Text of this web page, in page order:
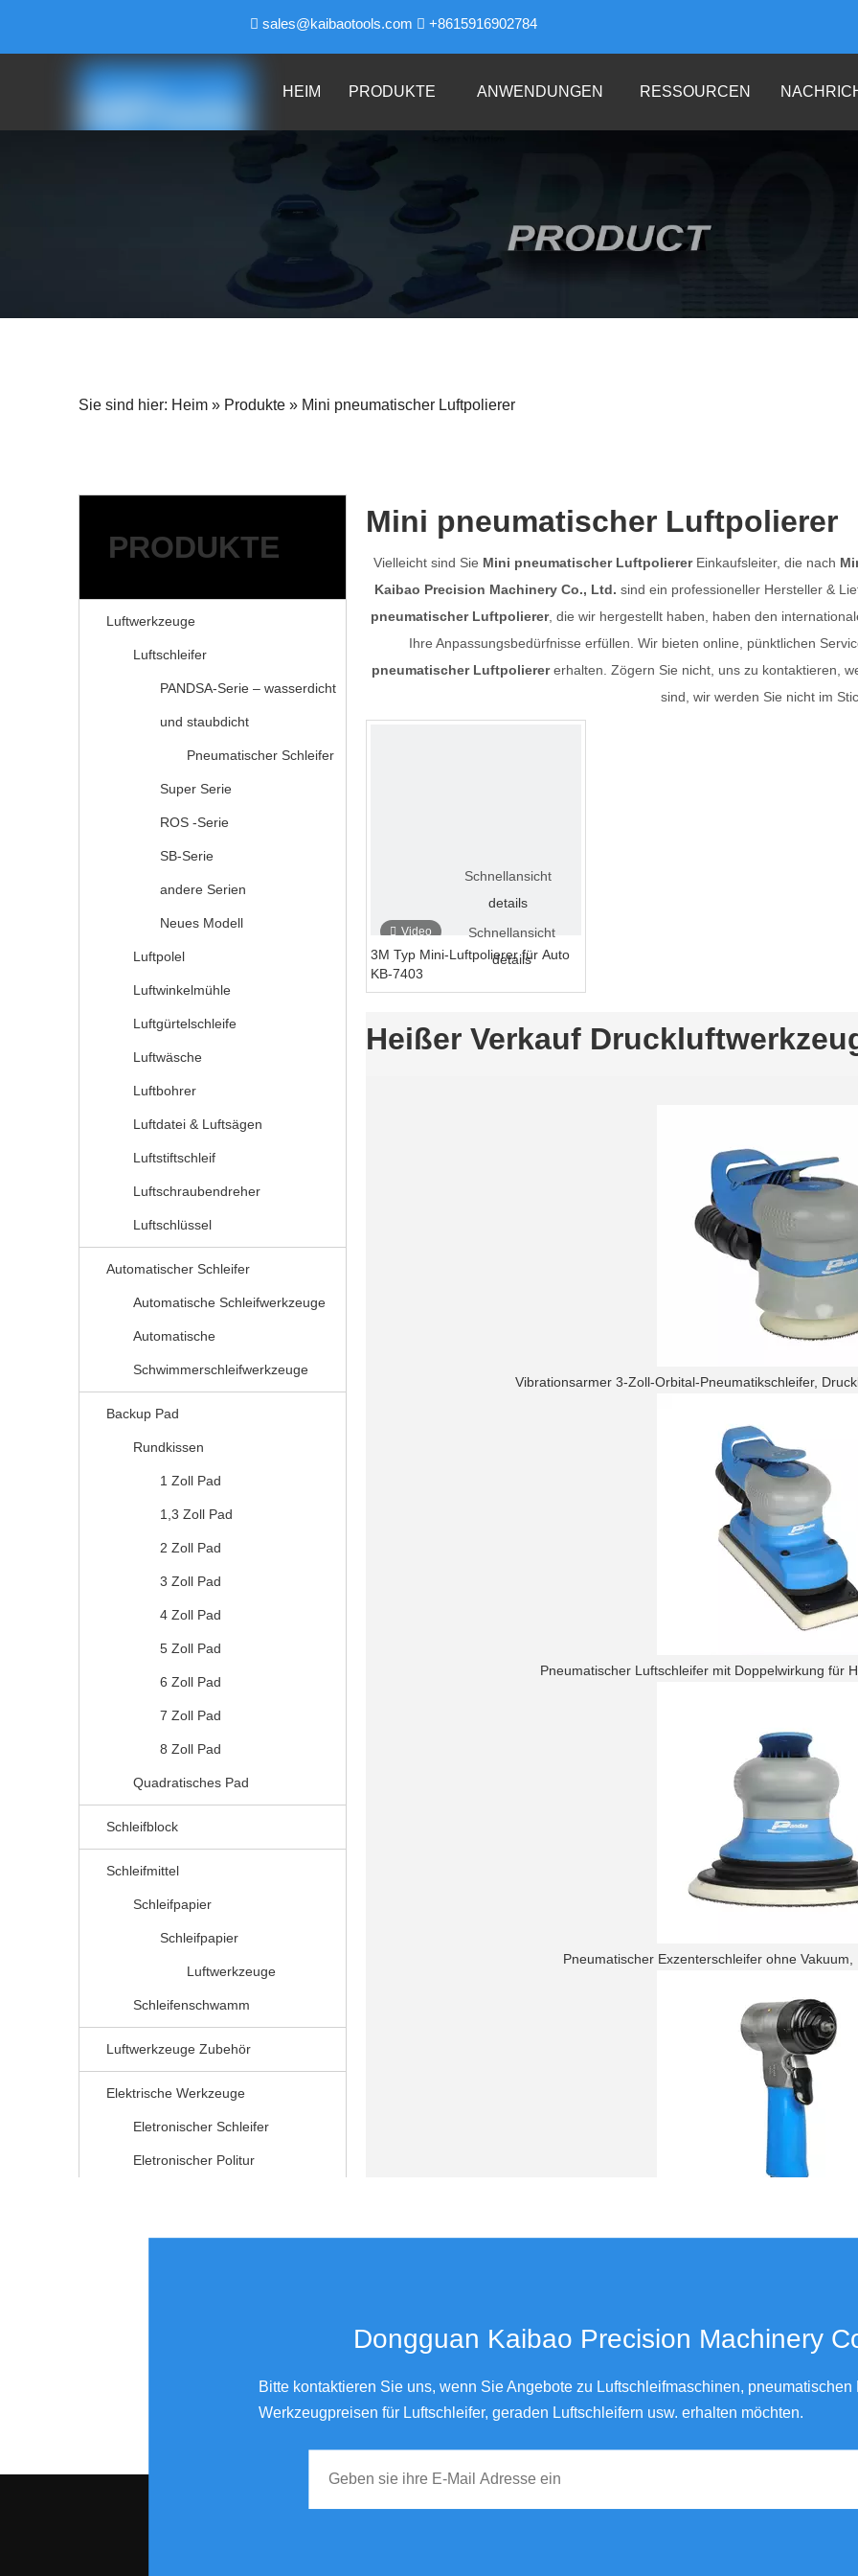
 sales@kaibaotools.com  +8615916902784
HEIM PRODUKTE ANWENDUNGEN RESSOURCEN
Sie sind hier: Heim » Produkte » Mini pneumatischer Luftpolierer
PRODUKTE
Luftwerkzeuge
Luftschleifer
PANDSA-Serie – wasserdicht
und staubdicht
Pneumatischer Schleifer
Super Serie
ROS -Serie
SB-Serie
andere Serien
Neues Modell
Luftpolel
Luftwinkelmühle
Luftgürtelschleife
Luftwäsche
Luftbohrer
Luftdatei & Luftsägen
Luftstiftschleif
Luftschraubendreher
Luftschlüssel
Automatischer Schleifer
Automatische Schleifwerkzeuge
Automatische
Schwimmerschleifwerkzeuge
Backup Pad
Rundkissen
1 Zoll Pad
1,3 Zoll Pad
2 Zoll Pad
3 Zoll Pad
4 Zoll Pad
5 Zoll Pad
6 Zoll Pad
7 Zoll Pad
8 Zoll Pad
Quadratisches Pad
Schleifblock
Schleifmittel
Schleifpapier
Schleifpapier
Luftwerkzeuge
Schleifenschwamm
Luftwerkzeuge Zubehör
Elektrische Werkzeuge
Eletronischer Schleifer
Eletronischer Politur
Mini pneumatischer Luftpolierer
Vielleicht sind Sie Mini pneumatischer LuftpoliererEinkaufsleiter, die nach
Kaibao Precision Machinery Co., Ltd. sind ein professioneller Hersteller &
pneumatischer Luftpolierer, die wir hergestellt haben, haben den
Ihre Anpassungsbedürfnisse erfüllen. Wir bieten online, pünktlichen
pneumatischer Luftpolierererhalten. Zögern Sie nicht, uns zu kontaktieren,
sind, wir werden Sie nicht im
Video
Schnellansicht
details
Schnellansicht
details
3M Typ Mini-Luftpolierer für Auto
KB-7403
Heißer Verkauf
Vibrationsarmer 3-Zoll-Orbital-Pneumatikschleifer,
Pneumatischer Luftschleifer mit Doppelwirkung für
Pneumatischer Exzenterschleifer ohne
Dongguan Kaibao Precision Machinery
Bitte kontaktieren Sie uns, wenn Sie Angebote zu Luftschleifmaschinen, pneumatischen
Werkzeugpreisen für Luftschleifer, geraden Luftschleifern usw. erhalten möchten.